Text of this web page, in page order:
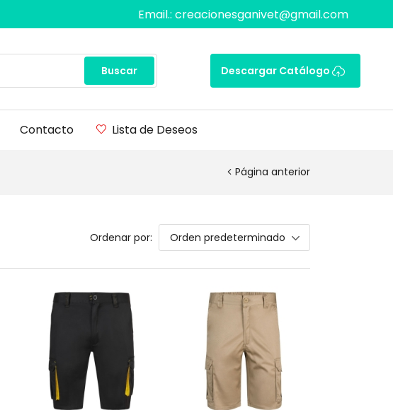
Email.: creacionesganivet@gmail.com
Buscar Descargar Catálogo
Contacto Lista de Deseos
Página anterior
Ordenar por: Orden predeterminado